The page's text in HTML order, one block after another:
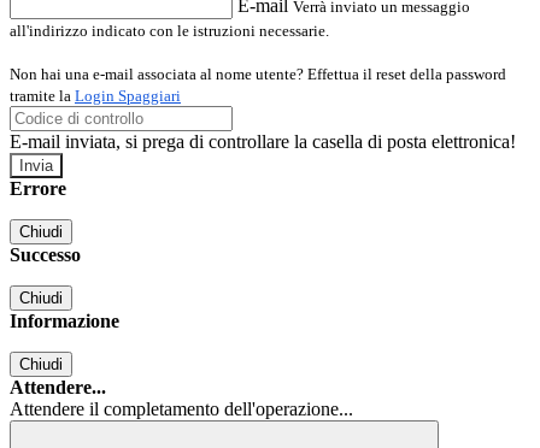
E-mail Verrà inviato un messaggio
all'indirizzo indicato con le istruzioni necessarie.
Non hai una e-mail associata al nome utente? Effettua il reset della password
tramite la Login Spaggiari
E-mail inviata, si prega di controllare la casella di posta elettronica!
Errore
Chiudi
Successo
Chiudi
Informazione
Chiudi
Attendere...
Attendere il completamento dell'operazione...